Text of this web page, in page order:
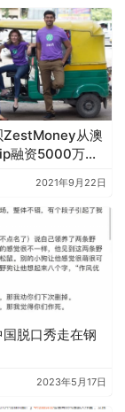
ZestMoney从澳
融资5000万美
2021年9月22日
国脱口秀走在钢
2023年5月17日